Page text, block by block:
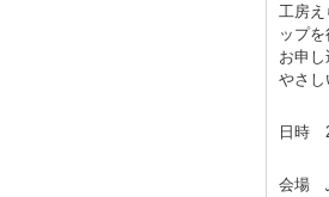
工房え
ップを
お申
やさし
日時
会場